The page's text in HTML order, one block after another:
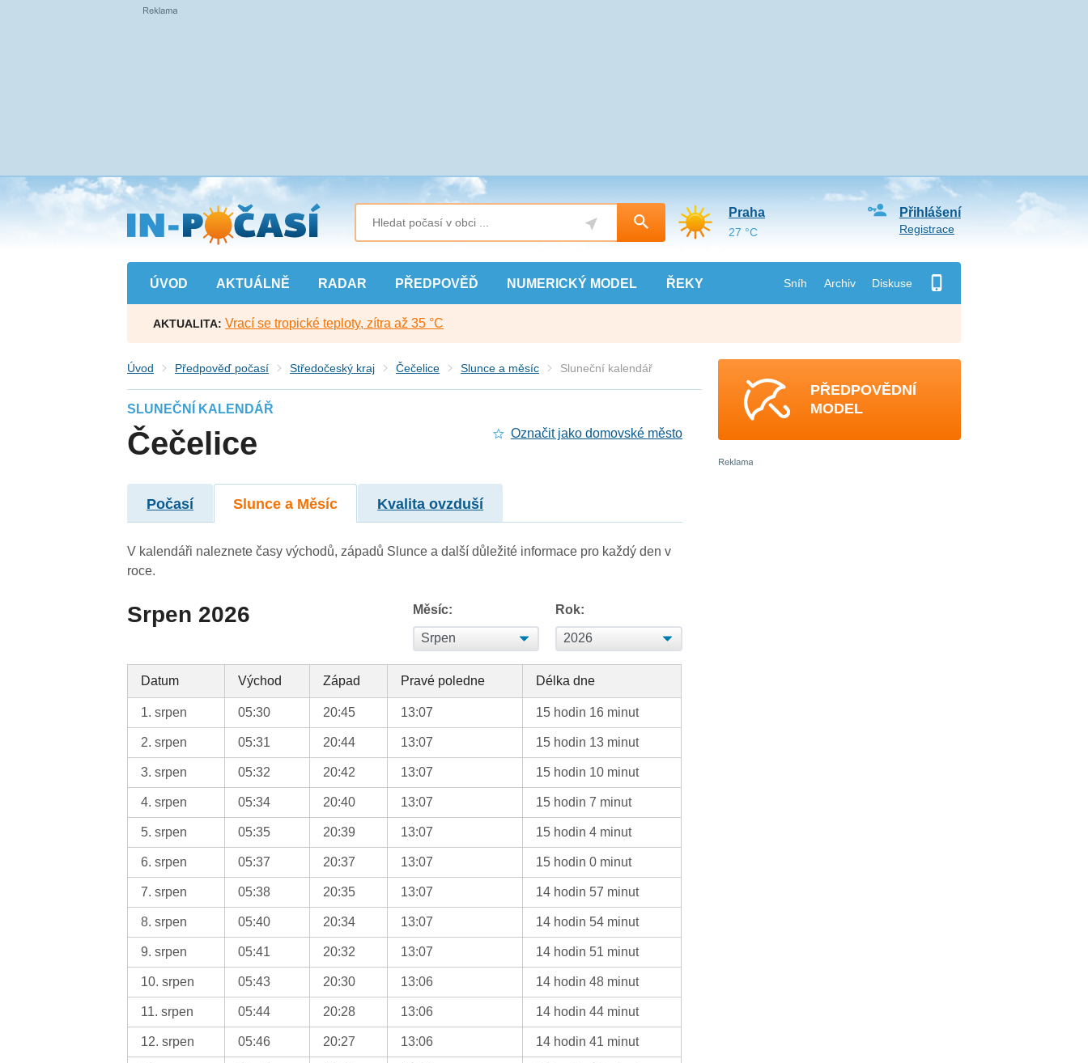
Přejít
na
hlavní
obsah
ÚVOD AKTUÁLNĚ RADAR PŘEDPOVĚĎ NUMERICKÝ MODEL ŘEKY Sníh Archiv Diskuse
Přihlášení
Registrace
Praha
27 °C
AKTUALITA: Vrací se tropické teploty, zítra až 35 °C
Úvod Předpověď počasí Středočeský kraj Čečelice Slunce a měsíc Sluneční kalendář
SLUNEČNÍ KALENDÁŘ
Čečelice Označit jako domovské město
Počasí Slunce a Měsíc Kvalita ovzduší
V kalendáři naleznete časy východů, západů Slunce a další důležité informace pro každý den v
roce.
Srpen 2026 Měsíc: Rok:
Datum Východ Západ Pravé poledne Délka dne
1. srpen 05:30 20:45 13:07 15 hodin 16 minut
2. srpen 05:31 20:44 13:07 15 hodin 13 minut
3. srpen 05:32 20:42 13:07 15 hodin 10 minut
4. srpen 05:34 20:40 13:07 15 hodin 7 minut
5. srpen 05:35 20:39 13:07 15 hodin 4 minut
6. srpen 05:37 20:37 13:07 15 hodin 0 minut
7. srpen 05:38 20:35 13:07 14 hodin 57 minut
8. srpen 05:40 20:34 13:07 14 hodin 54 minut
9. srpen 05:41 20:32 13:07 14 hodin 51 minut
10. srpen 05:43 20:30 13:06 14 hodin 48 minut
11. srpen 05:44 20:28 13:06 14 hodin 44 minut
12. srpen 05:46 20:27 13:06 14 hodin 41 minut
PŘEDPOVĚDNÍ
MODEL